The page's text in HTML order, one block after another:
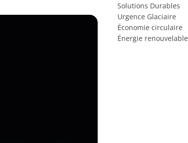
Solutions Durables
Urgence Glaciaire
Économie circulaire
Énergie renouvelable